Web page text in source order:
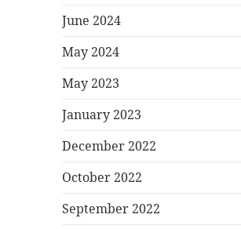
June 2024
May 2024
May 2023
January 2023
December 2022
October 2022
September 2022